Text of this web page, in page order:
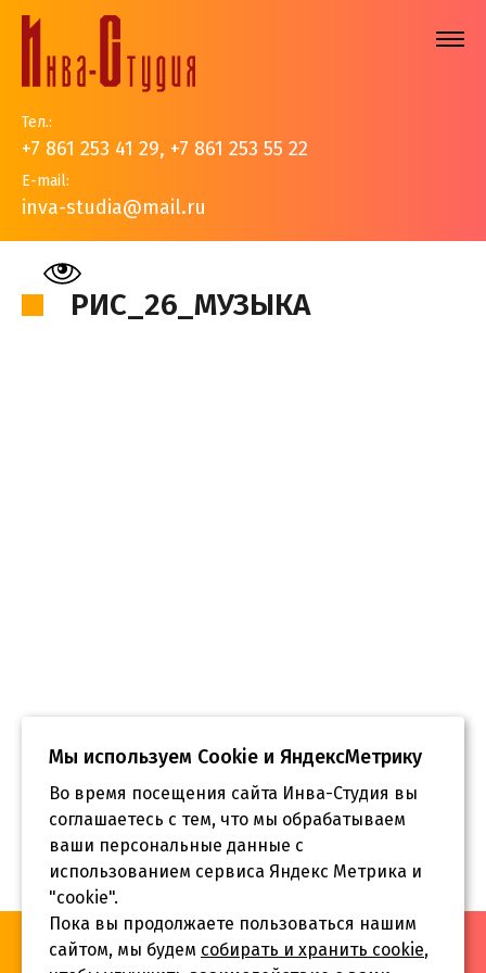
Тел.:
+7 861 253 41 29, +7 861 253 55 22
E-mail:
inva-studia@mail.ru
На главную > Наши работы > Рисунки наших детей >
РИС_26_МУЗЫКА
«Инва-Студия. Академия. Центр социальной реабилитации»,
© 2026 г.
Мы используем Сookie и ЯндексМетрику
Во время посещения сайта Инва-Студия вы
соглашаетесь с тем, что мы обрабатываем
ваши персональные данные с
использованием сервиса Яндекс Метрика и
"cookie".
Пока вы продолжаете пользоваться нашим
сайтом, мы будем собирать и хранить cookie,